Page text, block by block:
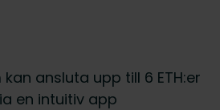
ansluta upp till 6 ETH:er
en intuitiv app